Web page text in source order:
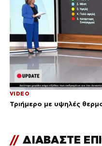
VIDEO
Τριήμερο με υψηλές
// ΔΙΑΒΑΣΤΕ